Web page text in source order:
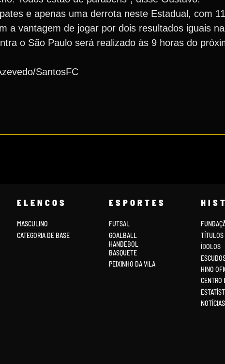
e apenas uma derrota neste Estadual, com
a vantagem de jogar por dois resultados iguais
o São Paulo será realizado às 9 horas do
SantosFC
ELENCOS
MASCULINO
CATEGORIA DE BASE
ESPORTES
FUTSAL
GOALBALL
HANDEBOL
BASQUETE
PEIXINHO DA VILA
TÍTULOS
ÍDOLOS
HINO
CENTRO
NOTÍCIAS